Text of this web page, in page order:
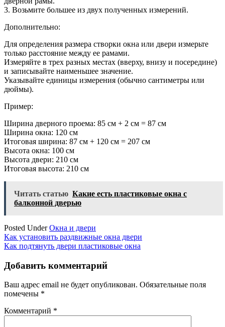
3. Возьмите большее из двух полученных измерений.
Дополнительно:
Для определения размера створки окна или двери измерьте
только расстояние между ее рамами.
Измеряйте в трех разных местах (вверху, внизу и посередине)
и записывайте наименьшее значение.
Указывайте единицы измерения (обычно сантиметры или
дюймы).
Пример:
Ширина дверного проема: 85 см + 2 см = 87 см
Ширина окна: 120 см
Итоговая ширина: 87 см + 120 см = 207 см
Высота окна: 100 см
Высота двери: 210 см
Итоговая высота: 210 см
Читать статью Какие есть пластиковые окна с
балконной дверью
Posted UnderОкна и двери
Навигация
по
записям
Как установить раздвижные окна двери
Как подтянуть двери пластиковые окна
Добавить комментарий
Ваш адрес email не будет опубликован. Обязательные поля
помечены *
Комментарий *